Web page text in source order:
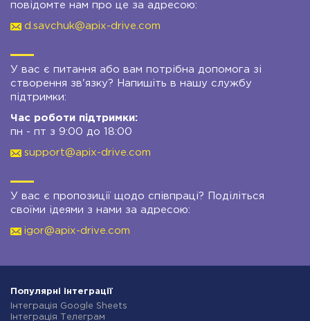
повідомте нам про це за адресою:
d.savchuk@apix-drive.com
У вас є питання або вам потрібна допомога зі
створення зв'язку? Напишіть в нашу службу
підтримки:
Час роботи підтримки:
пн - пт з 9:00 до 18:00
support@apix-drive.com
У вас є пропозиції щодо співпраці? Поділіться
своїми ідеями з нами за адресою:
igor@apix-drive.com
Популярні інтеграції
Інтеграція Google Sheets
Інтеграція Телеграм